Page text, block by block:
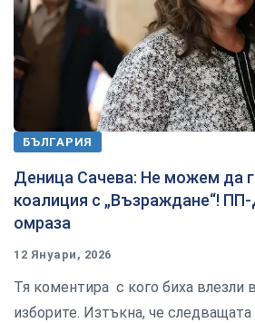
БЪЛГАРИЯ
Деница Сачева: Не можем да
коалиция с „Възраждане“!
омраза
12 Януари, 2026
Тя коментира с кого биха влезли
изборите. Изтъкна, че